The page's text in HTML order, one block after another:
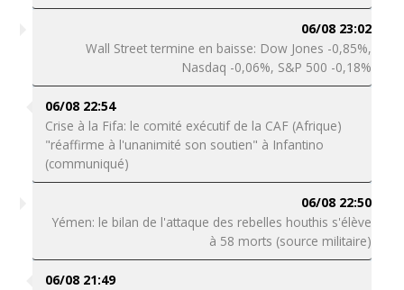
06/08 23:02
Wall Street termine en baisse: Dow Jones -0,85%,
Nasdaq -0,06%, S&P 500 -0,18%
06/08 22:54
Crise à la Fifa: le comité exécutif de la CAF (Afrique)
"réaffirme à l'unanimité son soutien" à Infantino
(communiqué)
06/08 22:50
Yémen: le bilan de l'attaque des rebelles houthis s'élève
à 58 morts (source militaire)
06/08 21:49